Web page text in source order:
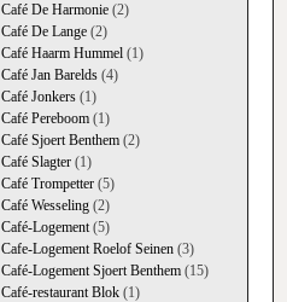
Café De Harmonie(2)
Café De Lange(2)
Café Haarm Hummel(1)
Café Jan Barelds(4)
Café Jonkers(1)
Café Pereboom(1)
Café Sjoert Benthem(2)
Café Slagter(1)
Café Trompetter(5)
Café Wesseling(2)
Café-Logement(5)
Cafe-Logement Roelof Seinen(3)
Café-Logement Sjoert Benthem(15)
Café-restaurant Blok(1)